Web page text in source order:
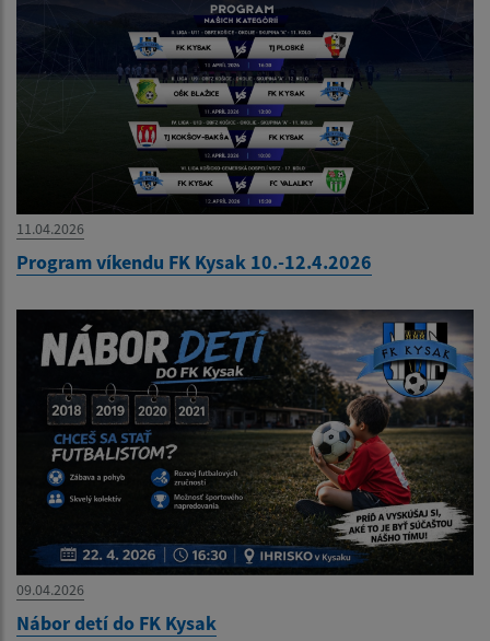
11.04.2026
Program víkendu FK Kysak 10.-12.4.2026
09.04.2026
Nábor detí do FK Kysak